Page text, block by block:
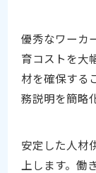
優秀なワーカ
育コストを大
材を確保する
務説明を簡略
安定した人材
上します。働